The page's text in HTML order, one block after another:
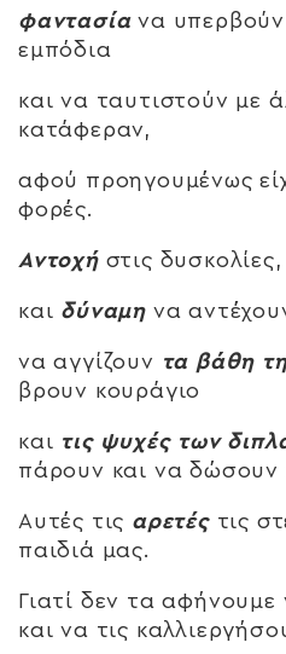
φαντασίανα
εμπόδια
και να ταυτιστούν με
κατάφεραν,
αφού προηγουμένως
φορές.
Αντοχήστις δυσκολίες,
και δύναμη να
να αγγίζουν τα βάθη
βρουν κουράγιο
και τις ψυχές των
πάρουν και να δώσουν
Αυτές τις αρετέςτις
παιδιά μας.
Γιατί δεν τα
και να τις